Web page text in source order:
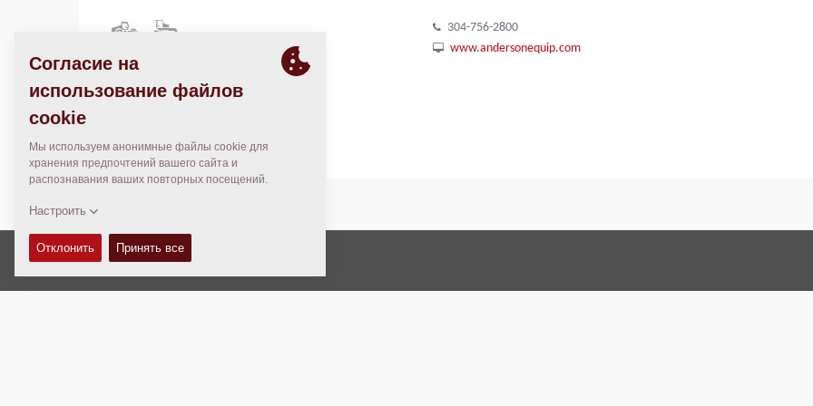
1 Andy's Way
South Charleston, West Virginia 25309
304-756-2800
www.andersonequip.com